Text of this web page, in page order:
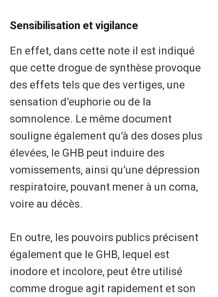
Sensibilisation et vigilance
En effet, dans cette note il est indiqué
que cette drogue de synthèse provoque
des effets tels que des vertiges, une
sensation d’euphorie ou de la
somnolence. Le même document
souligne également qu’à des doses plus
élevées, le GHB peut induire des
vomissements, ainsi qu’une dépression
respiratoire, pouvant mener à un coma,
voire au décès.
En outre, les pouvoirs publics précisent
également que le GHB, lequel est
inodore et incolore, peut être utilisé
comme drogue agit rapidement et son